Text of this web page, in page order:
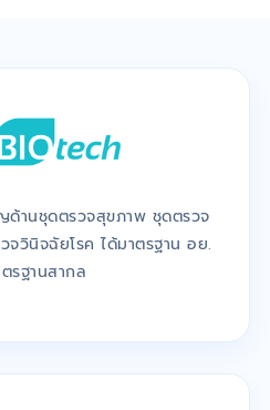
ด้านชุดตรวจสุขภาพ ชุดตรวจ
จวินิจฉัยโรค ได้มาตรฐาน อย.
รฐานสากล